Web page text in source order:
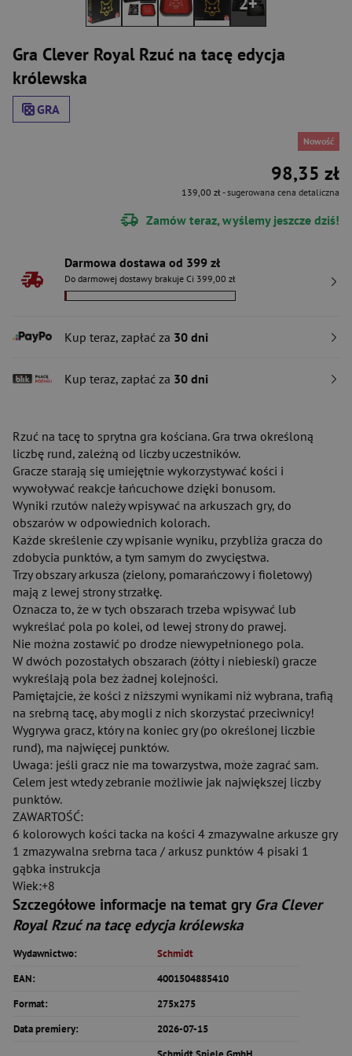
Gra Clever Royal Rzuć na tacę edycja
królewska
GRA
Nowość
98,35 zł
139,00 zł- sugerowana cena detaliczna
Zamów teraz, wyślemy jeszcze dziś!
Darmowa dostawa od 399 zł
Do darmowej dostawy brakuje Ci 399,00 zł
Kup teraz, zapłać za 30 dni
Kup teraz, zapłać za 30 dni
Rzuć na tacę to sprytna gra kościana. Gra trwa określoną
liczbę rund, zależną od liczby uczestników.
Gracze starają się umiejętnie wykorzystywać kości i
wywoływać reakcje łańcuchowe dzięki bonusom.
Wyniki rzutów należy wpisywać na arkuszach gry, do
obszarów w odpowiednich kolorach.
Każde skreślenie czy wpisanie wyniku, przybliża gracza do
zdobycia punktów, a tym samym do zwycięstwa.
Trzy obszary arkusza (zielony, pomarańczowy i fioletowy)
mają z lewej strony strzałkę.
Oznacza to, że w tych obszarach trzeba wpisywać lub
wykreślać pola po kolei, od lewej strony do prawej.
Nie można zostawić po drodze niewypełnionego pola.
W dwóch pozostałych obszarach (żółty i niebieski) gracze
wykreślają pola bez żadnej kolejności.
Pamiętajcie, że kości z niższymi wynikami niż wybrana, trafią
na srebrną tacę, aby mogli z nich skorzystać przeciwnicy!
Wygrywa gracz, który na koniec gry (po określonej liczbie
rund), ma najwięcej punktów.
Uwaga: jeśli gracz nie ma towarzystwa, może zagrać sam.
Celem jest wtedy zebranie możliwie jak największej liczby
punktów.
ZAWARTOŚĆ:
6 kolorowych kości tacka na kości 4 zmazywalne arkusze gry
1 zmazywalna srebrna taca / arkusz punktów 4 pisaki 1
gąbka instrukcja
Wiek:+8
Szczegółowe informacje na temat gry Gra Clever
Royal Rzuć na tacę edycja królewska
Wydawnictwo:
Schmidt
EAN:
4001504885410
Format:
275x275
Data premiery:
2026-07-15